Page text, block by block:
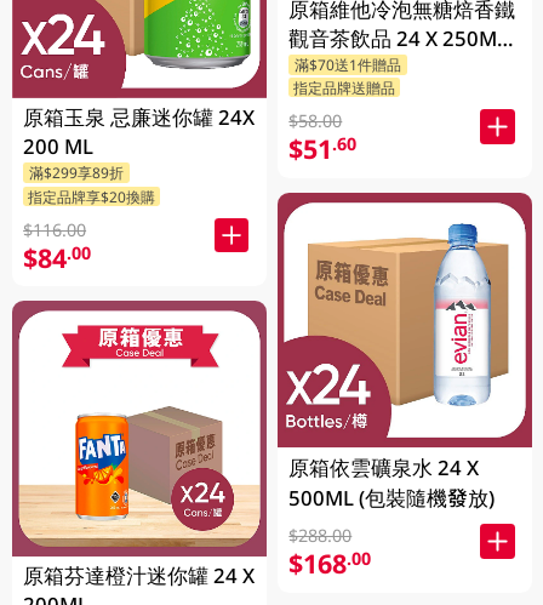
原箱玉泉 忌廉迷你罐 24X
200 ML
滿$299享89折
指定品牌享$20換購
$116.00
$84.00
原箱芬達橙汁迷你罐 24 X
原箱維他冷泡無糖焙香鐵
觀音茶飲品 24 X 250ML
(新舊包裝隨機發貨)
滿$70送1件贈品
指定品牌送贈品
$58.00
$51.60
原箱依雲礦泉水 24 X
500ML (包裝隨機發放)
$288.00
$168.00